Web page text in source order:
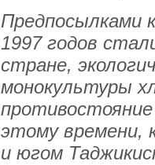
Предпосылками
1997 годов
стране,
монокультуры
этому времени,
и югом